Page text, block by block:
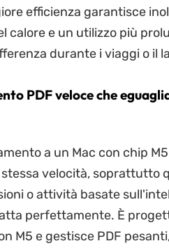
efficienza garantisce
calore e un utilizzo più
durante i viaggi o il
PDF veloce che
a un Mac con chip
velocità, soprattutto
o attività basate
perfettamente. È
M5 e gestisce PDF